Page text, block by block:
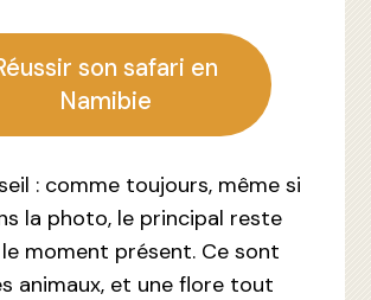
son safari en
Namibie
: comme toujours, même si
la photo, le principal reste
le moment présent. Ce sont
animaux, et une flore tout